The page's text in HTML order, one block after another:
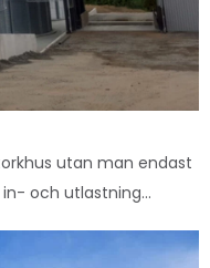
utan man endast
och utlastning...